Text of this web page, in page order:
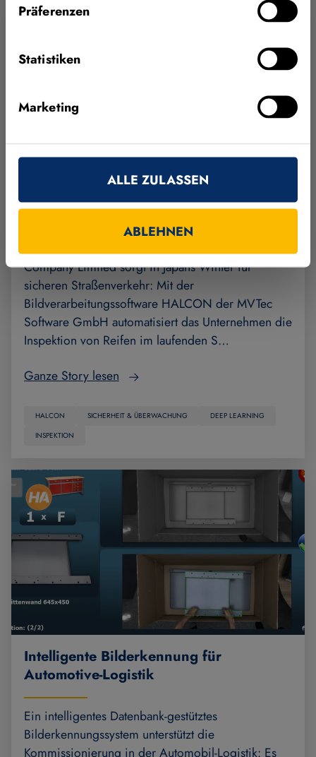
Präferenzen
Statistiken
Marketing
ALLE ZULASSEN
ABLEHNEN
Profil schärfen mit Deep Learning im
laufenden Straßenverkehr
Company Limited sorgt in Japans Winter für
sicheren Straßenverkehr: Mit der
Bildverarbeitungssoftware HALCON der MVTec
Software GmbH automatisiert das Unternehmen die
Inspektion von Reifen im laufenden S…
Ganze Story lesen
HALCON SICHERHEIT & ÜBERWACHUNG
DEEP LEARNING
INSPEKTION
Intelligente Bilderkennung für
Automotive-Logistik
Ein intelligentes Datenbank-gestütztes
Bilderkennungssystem unterstützt die
Kommissionierung in der Automobil-Logistik: Es